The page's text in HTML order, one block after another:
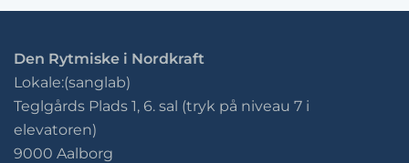
Den Rytmiske i Nordkraft
Lokale:(sanglab)
Teglgårds Plads 1, 6. sal (tryk på niveau 7 i
elevatoren)
9000 Aalborg